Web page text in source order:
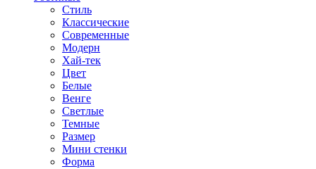
Стиль
Классические
Современные
Модерн
Хай-тек
Цвет
Белые
Венге
Светлые
Темные
Размер
Мини стенки
Форма